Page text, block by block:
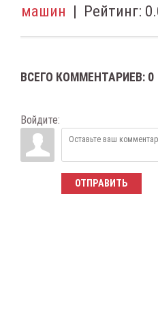
машин | Рейтинг:
ВСЕГО КОММЕНТАРИЕВ: 0
Войдите:
ОТПРАВИТЬ